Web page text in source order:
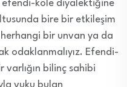
efendi-köle diyalektiğine
bire bir etkileşim
bir unvan ya da
odaklanmalıyız. Efendi-
bilinç sahibi
vuku bulan